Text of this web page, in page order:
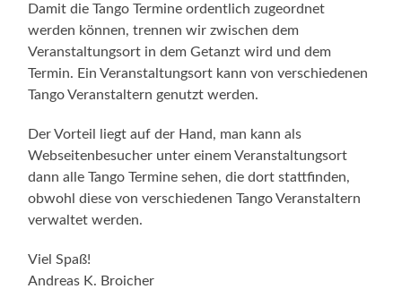
Damit die Tango Termine ordentlich zugeordnet
werden können, trennen wir zwischen dem
Veranstaltungsort in dem Getanzt wird und dem
Termin. Ein Veranstaltungsort kann von verschiedenen
Tango Veranstaltern genutzt werden.
Der Vorteil liegt auf der Hand, man kann als
Webseitenbesucher unter einem Veranstaltungsort
dann alle Tango Termine sehen, die dort stattfinden,
obwohl diese von verschiedenen Tango Veranstaltern
verwaltet werden.
Viel Spaß!
Andreas K. Broicher